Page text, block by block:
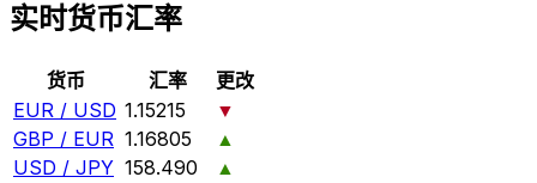
实时货币汇率
货币 汇率
更改
EUR / USD 1.15215
▼
GBP / EUR 1.16805
▲
USD / JPY 158.490
▲